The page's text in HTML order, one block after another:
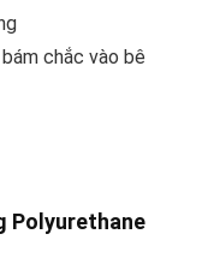
chắc vào bê
Polyurethane